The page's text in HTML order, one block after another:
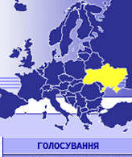
ГОЛОСУВАННЯ